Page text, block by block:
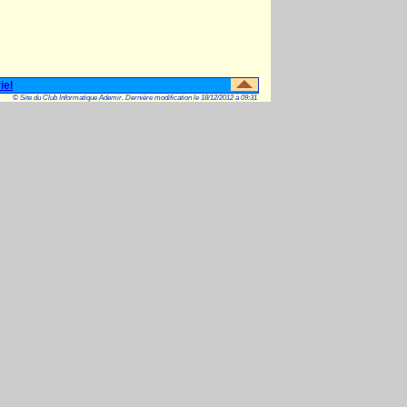
© Site du Club Informatique Ademir. Dernière modification le 18/12/2012 à 09:31